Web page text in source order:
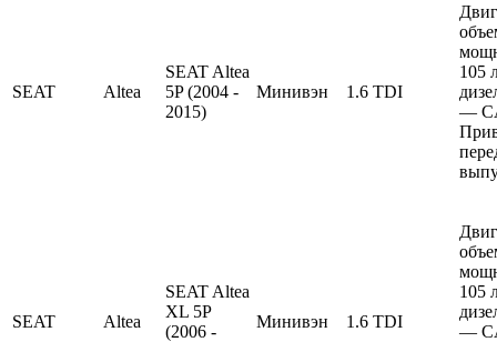
SEAT Altea
SEAT Altea
5P (2004 -
2015)
Минивэн 1.6 TDI
105
—
SEAT Altea
SEAT Altea
XL 5P
(2006 -
Минивэн 1.6 TDI
105
—